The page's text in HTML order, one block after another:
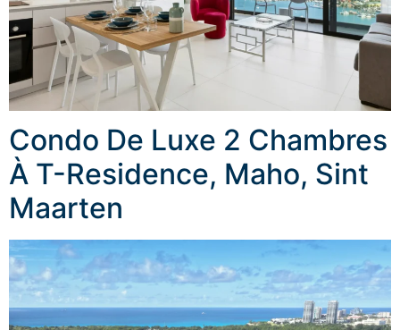
Condo De Luxe 2 Chambres
À T-Residence, Maho, Sint
Maarten